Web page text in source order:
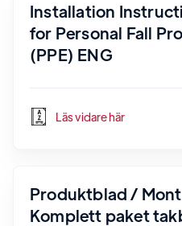
Installation
for Personal Fall
(PPE) ENG
Läs vidare här
Produktblad /
Komplett paket